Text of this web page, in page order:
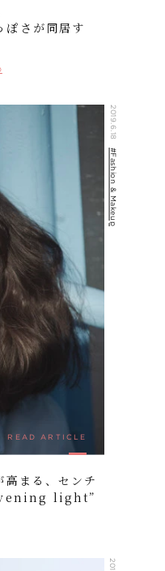
ぽさが同居す
READ ARTICLE
2019.6.18
#Fashion & Makeup
まる、センチ
light”